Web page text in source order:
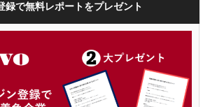
録で無料レポートをプレゼント